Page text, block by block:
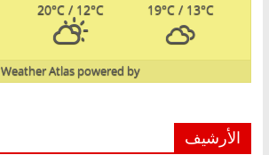
19°C/ 13°C
20°C / 12°C
powered by
Weather Atlas
الأرشيف